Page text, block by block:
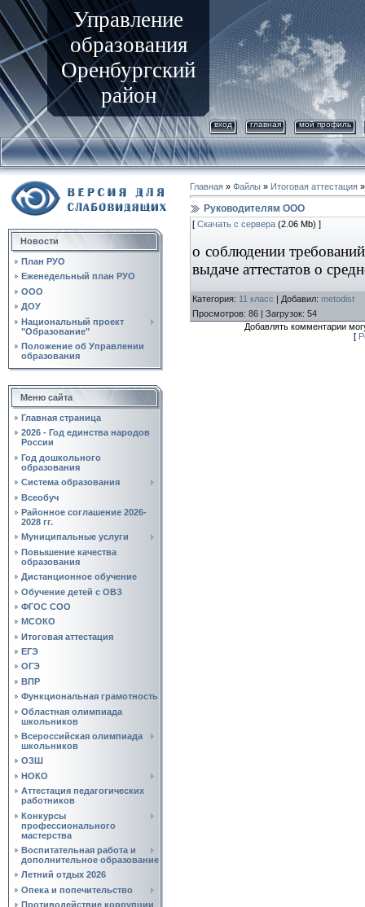
Управление
образования
Оренбургский
район
вход главная мой профиль
Новости
План РУО
Еженедельный план РУО
ООО
ДОУ
Национальный проект
"Образование"
Положение об Управлении
образования
Меню сайта
Главная страница
2026 - Год единства народов
России
Год дошкольного
образования
Система образования
Всеобуч
Районное соглашение 2026-
2028 гг.
Муниципальные услуги
Повышение качества
образования
Дистанционное обучение
Обучение детей с ОВЗ
ФГОС СОО
МСОКО
Итоговая аттестация
ЕГЭ
ОГЭ
ВПР
Функциональная грамотность
Областная олимпиада
школьников
Всероссийская олимпиада
школьников
ОЗШ
НОКО
Аттестация педагогических
работников
Конкурсы
профессионального
мастерства
Воспитательная работа и
дополнительное образование
Летний отдых 2026
Опека и попечительство
Противодействие коррупции
Главная » Файлы » Итоговая аттестация
Руководителям ООО
[ Скачать с сервера (2.06 Mb) ]
о соблюдении
выдаче аттестатов о
Категория: 11 класс | Добавил: metodist
Просмотров: 86 | Загрузок: 54
Добавлять комментарии
[